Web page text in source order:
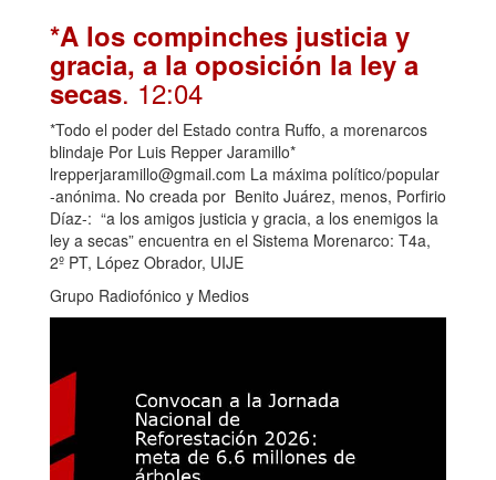
*A los compinches justicia y
gracia, a la oposición la ley a
secas. 12:04
*Todo el poder del Estado contra Ruffo, a morenarcos
blindaje Por Luis Repper Jaramillo*
lrepperjaramillo@gmail.com La máxima político/popular
-anónima. No creada por Benito Juárez, menos, Porfirio
Díaz-: “a los amigos justicia y gracia, a los enemigos la
ley a secas” encuentra en el Sistema Morenarco: T4a,
2º PT, López Obrador, UIJE
Grupo Radiofónico y Medios